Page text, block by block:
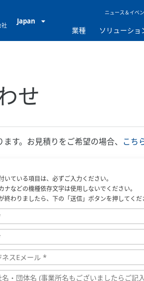
社
Japan
ニュース＆イベ
業種 ソリューショ
せ
す。お見積りをご希望の場合、 こち